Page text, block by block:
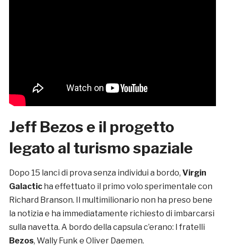
Jeff Bezos e il progetto
legato al turismo spaziale
Dopo 15 lanci di prova senza individui a bordo, Virgin
Galacticha effettuato il primo volo sperimentale con
Richard Branson. Il multimilionario non ha preso bene
la notizia e ha immediatamente richiesto di imbarcarsi
sulla navetta. A bordo della capsula c’erano: I fratelli
Bezos, Wally Funk e Oliver Daemen.